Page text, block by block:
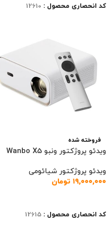
کد انحصاری محصول : 12610
فروخته شده
ویدئو پروژکتور ونبو Wanbo X5
ویدئو پروژکتور شیائومی
۱۹,۰۰۰,۰۰۰ تومان
کد انحصاری محصول :12615